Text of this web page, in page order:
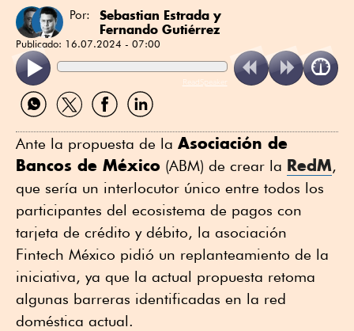
Por: Sebastian Estrada y
Fernando Gutiérrez
Publicado: 16.07.2024 - 07:00
ReadSpeaker
Compartir
por
Compartir
por
Compartir
por
Compartir
por
Ante la propuesta de la Asociación de
Bancos de México (ABM) de crear la RedM,
que sería un interlocutor único entre todos los
participantes del ecosistema de pagos con
tarjeta de crédito y débito, la asociación
Fintech México pidió un replanteamiento de la
iniciativa, ya que la actual propuesta retoma
algunas barreras identificadas en la red
doméstica actual.